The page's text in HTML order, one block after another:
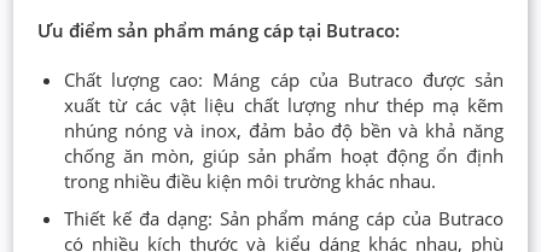
Ưu điểm sản phẩm máng cáp tại Butraco:
Chất lượng cao: Máng cáp của Butraco được sản
xuất từ các vật liệu chất lượng như thép mạ kẽm
nhúng nóng và inox, đảm bảo độ bền và khả năng
chống ăn mòn, giúp sản phẩm hoạt động ổn định
trong nhiều điều kiện môi trường khác nhau.
Thiết kế đa dạng: Sản phẩm máng cáp của Butraco
có nhiều kích thước và kiểu dáng khác nhau, phù